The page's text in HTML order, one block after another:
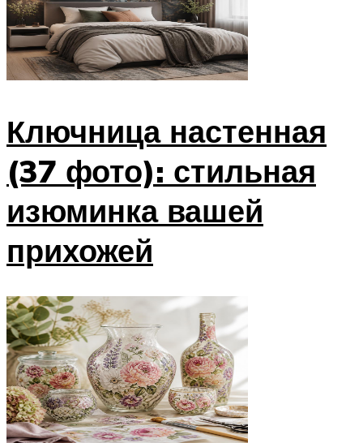
Ключница настенная
(37 фото): стильная
изюминка вашей
прихожей